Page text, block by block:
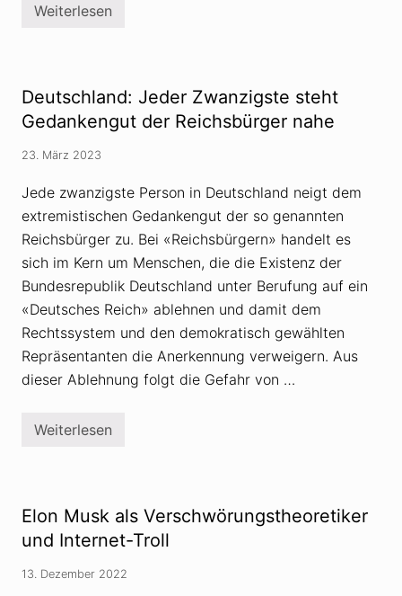
e
t
u
n
i
I
n
t
e
r
n
e
t
M
s
t
d
e
r
e
u
e
n
E
r
e
–
o
d
e
r
d
i
e
c
h
t
n
c
Weiterlesen
Deutschland: Jeder Zwanzigste steht
Gedankengut der Reichsbürger nahe
23. März 2023
Jede zwanzigste Person in Deutschland neigt dem
extremistischen Gedankengut der so genannten
Reichsbürger zu. Bei «Reichsbürgern» handelt es
sich im Kern um Menschen, die die Existenz der
Bundesrepublik Deutschland unter Berufung auf ein
«Deutsches Reich» ablehnen und damit dem
Rechtssystem und den demokratisch gewählten
Repräsentanten die Anerkennung verweigern. Aus
dieser Ablehnung folgt die Gefahr von …
D
c
h
l
a
n
d
Weiterlesen
Elon Musk als Verschwörungstheoretiker
und Internet-Troll
13. Dezember 2022